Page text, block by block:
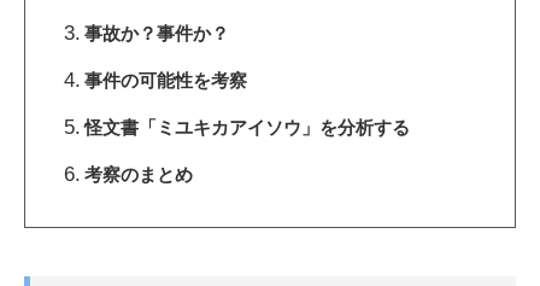
事故か？事件か？
事件の可能性を考察
怪文書「ミユキカアイソウ」を分析する
考察のまとめ